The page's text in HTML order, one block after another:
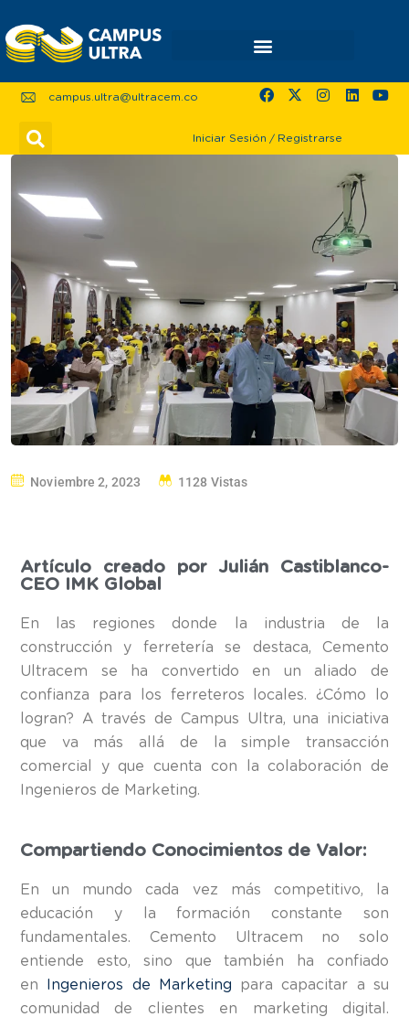
campus.ultra@ultracem.co
Iniciar Sesión / Registrarse
Noviembre 2, 2023 1128 Vistas
Artículo creado por Julián Castiblanco-
CEO IMK Global
En las regiones donde la industria de la
construcción y ferretería se destaca, Cemento
Ultracem se ha convertido en un aliado de
confianza para los ferreteros locales. ¿Cómo lo
logran? A través de Campus Ultra, una iniciativa
que va más allá de la simple transacción
comercial y que cuenta con la colaboración de
Ingenieros de Marketing.
Compartiendo Conocimientos de Valor:
En un mundo cada vez más competitivo, la
educación y la formación constante son
fundamentales. Cemento Ultracem no solo
entiende esto, sino que también ha confiado
en Ingenieros de Marketing para capacitar a su
comunidad de clientes en marketing digital.